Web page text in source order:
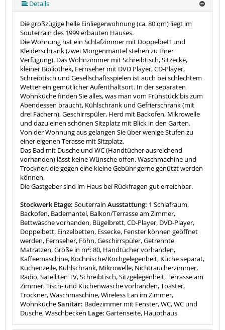
Details
Die großzügige helle Einliegerwohnung (ca. 80 qm) liegt im
Souterrain des 1999 erbauten Hauses.
Die Wohnung hat ein Schlafzimmer mit Doppelbett und
Kleiderschrank (zwei Morgenmäntel stehen zu Ihrer
Verfügung). Das Wohnzimmer mit Schreibtisch, Sitzecke,
kleiner Bibliothek, Fernseher mit DVD Player, CD-Player,
Schreibtisch und Gesellschaftsspielen ist auch bei schlechtem
Wetter ein gemütlicher Aufenthaltsort. In der separaten
Wohnküche finden Sie alles, was man vom Frühstück bis zum
Abendessen braucht, Kühlschrank und Gefrierschrank (mit
drei Fächern), Geschirrspüler, Herd mit Backofen, Mikrowelle
und dazu einen schönen Sitzplatz mit Blick in den Garten.
Von der Wohnung aus gelangen Sie über wenige Stufen zu
einer eigenen Terasse mit Sitzplatz.
Das Bad mit Dusche und WC (Handtücher ausreichend
vorhanden) lässt keine Wünsche offen. Waschmachine und
Trockner, die gegen eine kleine Gebühr gerne genützt werden
können.
Die Gastgeber sind im Haus bei Rückfragen gut erreichbar.
Stockwerk Etage: Souterrain Ausstattung: 1 Schlafraum,
Backofen, Bademantel, Balkon/Terrasse am Zimmer,
Bettwäsche vorhanden, Bügelbrett, CD-Player, DVD-Player,
Doppelbett, Einzelbetten, Essecke, Fenster können geöffnet
werden, Fernseher, Föhn, Geschirrspüler, Getrennte
Matratzen, Größe in m²: 80, Handtücher vorhanden,
Kaffeemaschine, Kochnische/Kochgelegenheit, Küche separat,
Küchenzeile, Kühlschrank, Mikrowelle, Nichtraucherzimmer,
Radio, Satelliten TV, Schreibtisch, Sitzgelegenheit, Terrasse am
Zimmer, Tisch- und Küchenwäsche vorhanden, Toaster,
Trockner, Waschmaschine, Wireless Lan im Zimmer,
WohnkücheSanitär: Badezimmer mit Fenster, WC, WC und
Dusche, Waschbecken Lage: Gartenseite, Haupthaus